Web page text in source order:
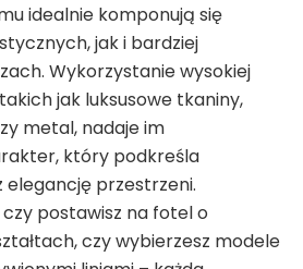
idealnie komponują się
jak i bardziej
Wykorzystanie wysokiej
jak luksusowe tkaniny,
metal, nadaje im
który podkreśla
elegancję przestrzeni.
postawisz na fotel o
czy wybierzesz modele